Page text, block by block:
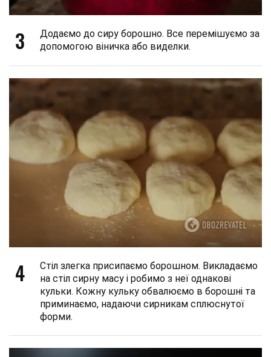
3
Додаємо до сиру борошно. Все перемішуємо за
допомогою віничка або виделки.
4
Стіл злегка присипаємо борошном. Викладаємо
на стіл сирну масу і робимо з неї однакові
кульки. Кожну кульку обвалюємо в борошні та
приминаємо, надаючи сирникам сплюснутої
форми.